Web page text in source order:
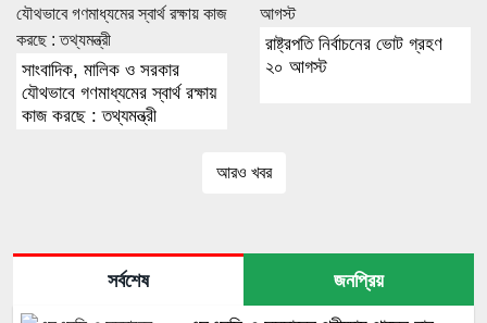
সাংবাদিক, মালিক ও সরকার
যৌথভাবে গণমাধ্যমের স্বার্থ রক্ষায়
কাজ করছে : তথ্যমন্ত্রী
রাষ্ট্রপতি নির্বাচনের ভোট গ্রহণ
২০ আগস্ট
আরও খবর
সর্বশেষ জনপ্রিয়